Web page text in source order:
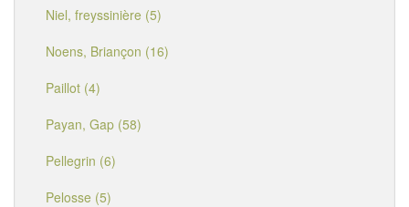
Niel, freyssinière (5)
Noens, Briançon (16)
Paillot (4)
Payan, Gap (58)
Pellegrin (6)
Pelosse (5)